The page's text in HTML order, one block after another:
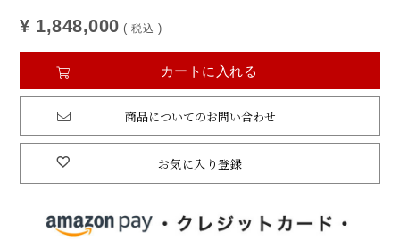
¥ 1,848,000 税込
お気に入り登録
カートに入れる
商品についてのお問い合わせ